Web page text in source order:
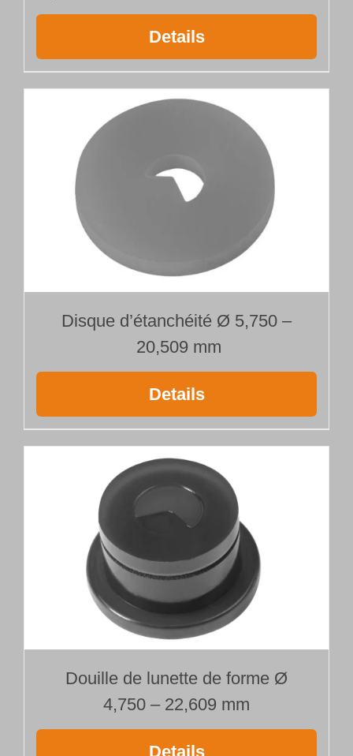
Details
Disque d’étanchéité Ø 5,750 –
20,509 mm
Details
Douille de lunette de forme Ø
4,750 – 22,609 mm
Details